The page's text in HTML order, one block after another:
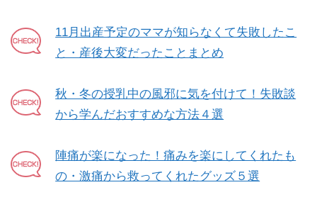
11月出産予定のママが知らなくて失敗したこ
と・産後大変だったことまとめ
秋・冬の授乳中の風邪に気を付けて！失敗談
から学んだおすすめな方法４選
陣痛が楽になった！痛みを楽にしてくれたも
の・激痛から救ってくれたグッズ５選